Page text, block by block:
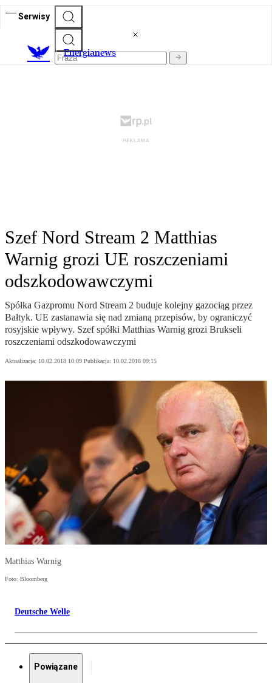
Serwisy
Energianews
Szef Nord Stream 2 Matthias
Warnig grozi UE roszczeniami
odszkodowawczymi
Spółka Gazpromu Nord Stream 2 buduje kolejny gazociąg przez
Bałtyk. UE zastanawia się nad zmianą przepisów, by ograniczyć
rosyjskie wpływy. Szef spółki Matthias Warnig grozi Brukseli
roszczeniami odszkodowawczymi
Aktualizacja: 10.02.2018 10:09 Publikacja: 10.02.2018 09:15
Matthias Warnig
Foto: Bloomberg
Deutsche Welle
Powiązane